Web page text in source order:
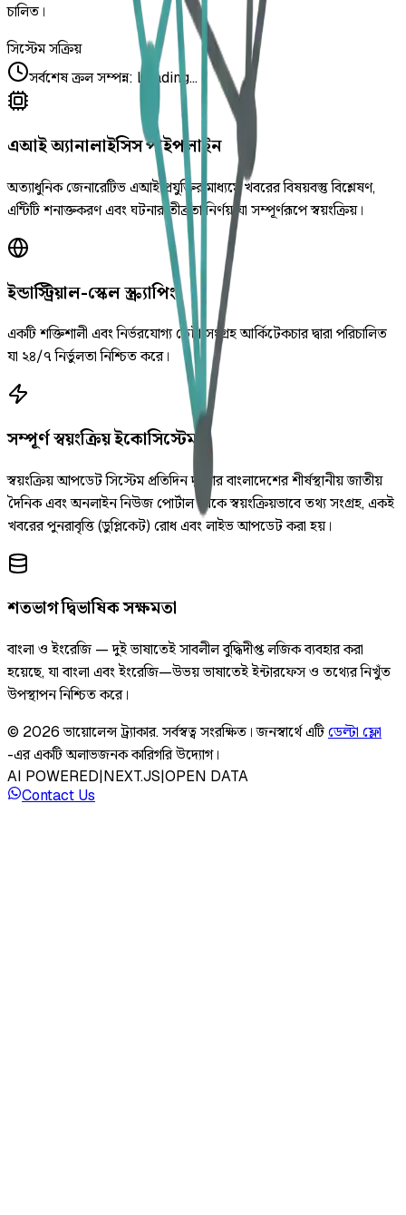
চালিত।
সিস্টেম সক্রিয়
সর্বশেষ ক্রল সম্পন্ন: Loading...
এআই অ্যানালাইসিস পাইপলাইন
অত্যাধুনিক জেনারেটিভ এআই প্রযুক্তির মাধ্যমে খবরের বিষয়বস্তু বিশ্লেষণ,
এন্টিটি শনাক্তকরণ এবং ঘটনার তীব্রতা নির্ণয় যা সম্পূর্ণরূপে স্বয়ংক্রিয়।
ইন্ডাস্ট্রিয়াল-স্কেল স্ক্র্যাপিং
একটি শক্তিশালী এবং নির্ভরযোগ্য ডেটা সংগ্রহ আর্কিটেকচার দ্বারা পরিচালিত
যা ২৪/৭ নির্ভুলতা নিশ্চিত করে।
সম্পূর্ণ স্বয়ংক্রিয় ইকোসিস্টেম
স্বয়ংক্রিয় আপডেট সিস্টেম প্রতিদিন দুইবার বাংলাদেশের শীর্ষস্থানীয় জাতীয়
দৈনিক এবং অনলাইন নিউজ পোর্টাল থেকে স্বয়ংক্রিয়ভাবে তথ্য সংগ্রহ, একই
খবরের পুনরাবৃত্তি (ডুপ্লিকেট) রোধ এবং লাইভ আপডেট করা হয়।
শতভাগ দ্বিভাষিক সক্ষমতা
বাংলা ও ইংরেজি — দুই ভাষাতেই সাবলীল বুদ্ধিদীপ্ত লজিক ব্যবহার করা
হয়েছে, যা বাংলা এবং ইংরেজি—উভয় ভাষাতেই ইন্টারফেস ও তথ্যের নিখুঁত
উপস্থাপন নিশ্চিত করে।
© 2026 ভায়োলেন্স ট্র্যাকার.সর্বস্বত্ব সংরক্ষিত। জনস্বার্থে এটিডেল্টা ফ্লো
-এর একটি অলাভজনক কারিগরি উদ্যোগ।
AI POWERED|NEXT.JS|OPEN DATA
Contact Us